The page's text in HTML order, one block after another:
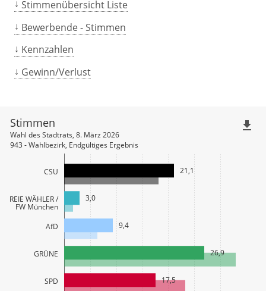
Stimmenübersicht Liste
Bewerbende - Stimmen
Kennzahlen
Gewinn/Verlust
CSU
FREIE WÄHLER /
FW München
AfD
GRÜNE
SPD
21,1
3,0
9,4
26,9
17,5
Stimmen
Wahl des Stadtrats, 8. März 2026
943 - Wahlbezirk, Endgültiges Ergebnis
file_download